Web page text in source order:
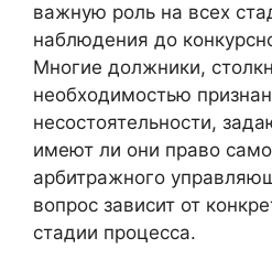
важную роль на всех
наблюдения до
Многие должники,
необходимостью
несостоятельности,
имеют ли они право
арбитражного
вопрос зависит от
стадии процесса.